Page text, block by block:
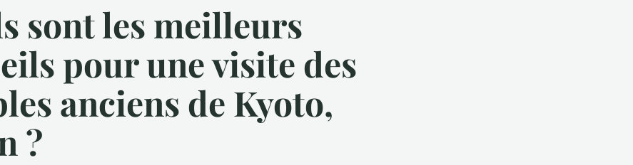
sont les meilleurs
pour une visite des
anciens de Kyoto,
?